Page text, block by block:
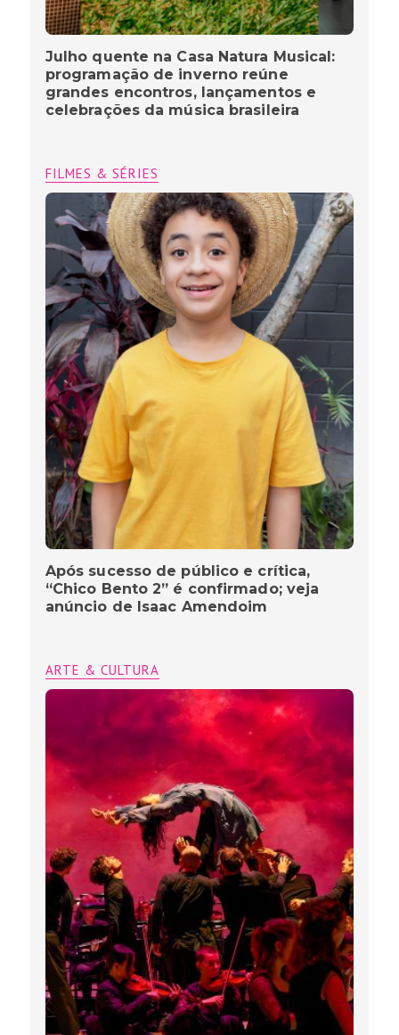
Julho quente na Casa Natura Musical:
programação de inverno reúne
grandes encontros, lançamentos e
celebrações da música brasileira
FILMES & SÉRIES
Após sucesso de público e crítica,
“Chico Bento 2” é confirmado; veja
anúncio de Isaac Amendoim
ARTE & CULTURA